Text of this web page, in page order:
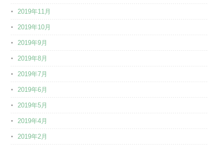
2019年11月
2019年10月
2019年9月
2019年8月
2019年7月
2019年6月
2019年5月
2019年4月
2019年2月